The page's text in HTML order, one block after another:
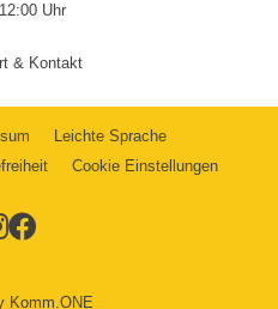
Uhr
& Kontakt
Leichte Sprache
Cookie Einstellungen
Komm.ONE